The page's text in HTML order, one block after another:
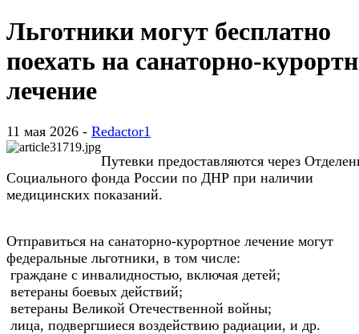
Льготники могут бесплатно
поехать на санаторно-
лечение
11 мая 2026 - Redactor1
Путевки предоставляются через
Социального фонда России по ДНР при наличии
медицинских показаний.
Отправиться на санаторно-курортное лечение могут
федеральные льготники, в том числе:
граждане с инвалидностью, включая детей;
ветераны боевых действий;
ветераны Великой Отечественной войны;
лица, подвергшиеся воздействию радиации, и др.